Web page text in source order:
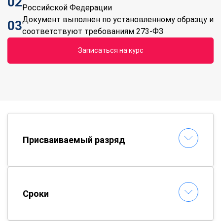
Российской Федерации
03Документ выполнен по установленному образцу и
соответствуют требованиям 273-ФЗ
Записаться на курс
Присваиваемый разряд
Сроки